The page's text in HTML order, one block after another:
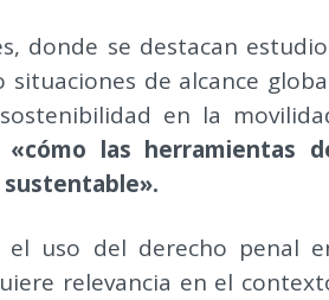
donde se destacan
de alcance
en la
«cómo las herramientas
uso del derecho penal
relevancia en el